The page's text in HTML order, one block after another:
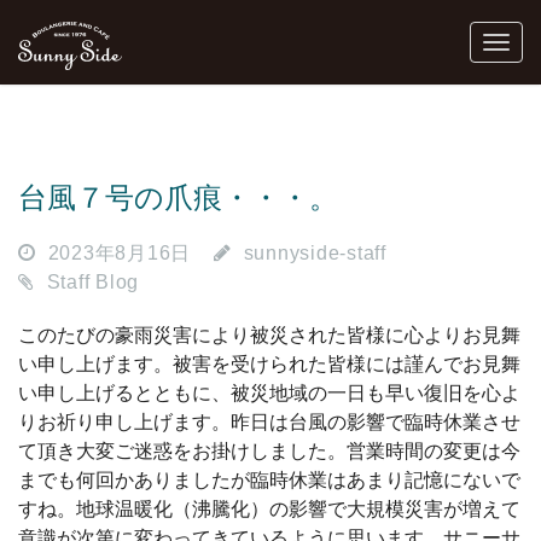
台風７号の爪痕・・・。
2023年8月16日
sunnyside-staff
Staff Blog
このたびの豪雨災害により被災された皆様に心よりお見舞
い申し上げます。被害を受けられた皆様には謹んでお見舞
い申し上げるとともに、被災地域の一日も早い復旧を心よ
りお祈り申し上げます。昨日は台風の影響で臨時休業させ
て頂き大変ご迷惑をお掛けしました。営業時間の変更は今
までも何回かありましたが臨時休業はあまり記憶にないで
すね。地球温暖化（沸騰化）の影響で大規模災害が増えて